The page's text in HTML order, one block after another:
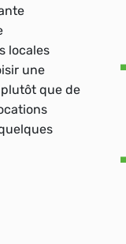
locales
une
que de